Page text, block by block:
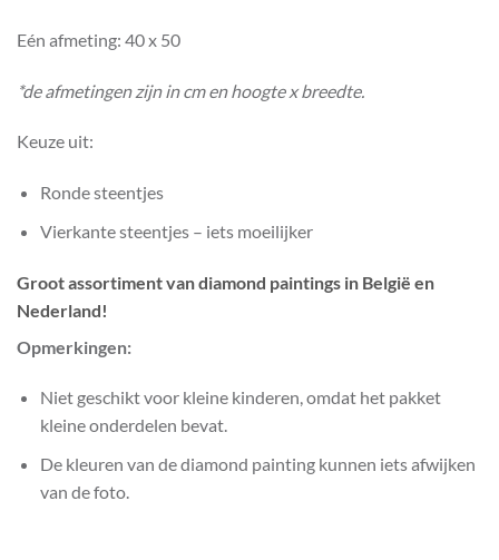
Eén afmeting: 40 x 50
*de afmetingen zijn in cm en hoogte x breedte.
Keuze uit:
Ronde steentjes
Vierkante steentjes – iets moeilijker
Groot assortiment van diamond paintings in België en
Nederland!
Opmerkingen:
Niet geschikt voor kleine kinderen, omdat het pakket
kleine onderdelen bevat.
De kleuren van de diamond painting kunnen iets afwijken
van de foto.